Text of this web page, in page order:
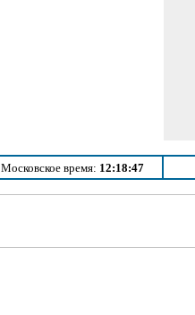
Московское время: 12:18:47